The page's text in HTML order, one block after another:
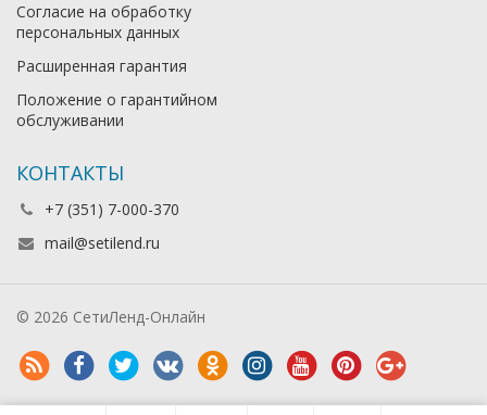
Согласие на обработку
персональных данных
Расширенная гарантия
Положение о гарантийном
обслуживании
КОНТАКТЫ
+7 (351) 7-000-370
mail@setilend.ru
© 2026 СетиЛенд-Онлайн